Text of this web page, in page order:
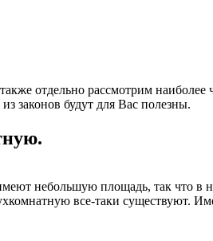
отдельно рассмотрим наиболее
законов будут для Вас полезны.
небольшую площадь, так что в
все-таки существуют.